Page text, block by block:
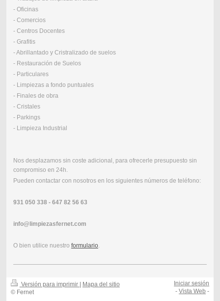
- Oficinas
- Comercios
- Centros Docentes
- Grafitis
- Abrillantado y Cristralizado de suelos
- Restauración de Suelos
- Particulares
- Limpiezas a fondo puntuales
- Finales de obra
- Cristales
- Parkings
- Limpieza Industrial
Nos desplazamos sin coste adicional, para ofrecerle presupuesto sin
compromiso en 24h.
Pueden contactar con nosotros en los siguientes números de teléfono:
931 050 338 - 647 82 56 63
info@limpiezasfernet.com
O bien utilice nuestro formulario.
Versión para imprimir
Mapa del sitio
© Fernet
Iniciar sesión
-Vista Web -